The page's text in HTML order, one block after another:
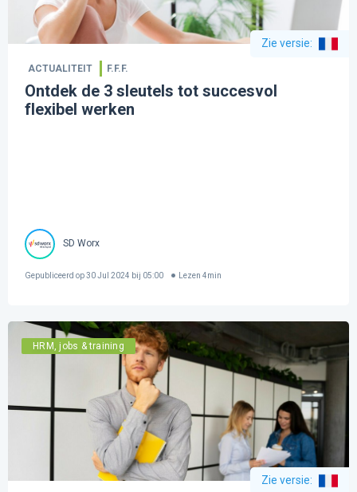
Zie versie:
ACTUALITEIT F.F.F.
Ontdek de 3 sleutels tot succesvol
flexibel werken
SD Worx
Gepubliceerd op30 Jul 2024 bij 05:00 Lezen 4min
HRM, jobs & training
Zie versie: